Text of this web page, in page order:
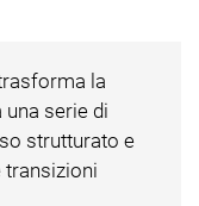
la
serie di
strutturato e
transizioni